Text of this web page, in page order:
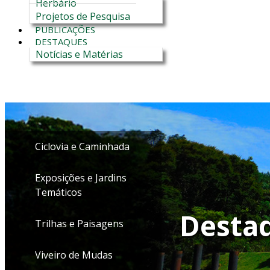
Herbário
Projetos de Pesquisa
PUBLICAÇÕES
DESTAQUES
Notícias e Matérias
Ciclovia e Caminhada
Exposições e Jardins
Temáticos
Trilhas e Paisagens
Viveiro de Mudas